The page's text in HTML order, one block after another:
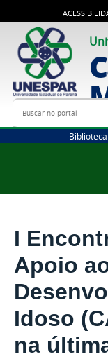
Busca
Biblioteca
I
Apoio
Idoso
na